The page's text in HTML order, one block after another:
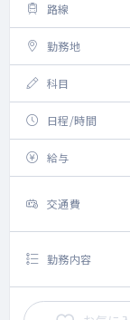
路線
勤務地
科目
日程/時間
給与
交通費
勤務内容